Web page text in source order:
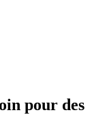
pour des